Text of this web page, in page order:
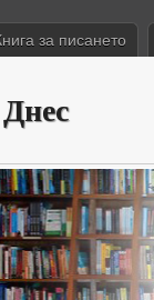
за писането